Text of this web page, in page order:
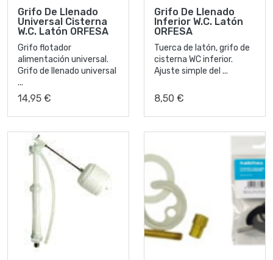
Grifo De Llenado
Universal Cisterna
W.C. Latón ORFESA
Grifo flotador
alimentación universal.
Grifo de llenado universal
...
14,95 €
Grifo De Llenado
Inferior W.C. Latón
ORFESA
Tuerca de latón, grifo de
cisterna WC inferior.
Ajuste simple del ...
8,50 €